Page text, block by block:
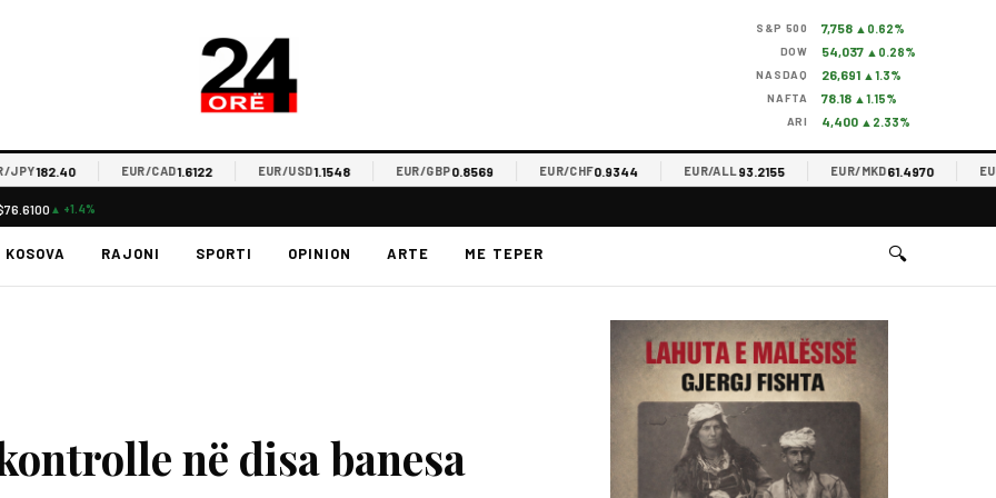
S&P 500 7,758 ▲0.62%
DOW 54,037 ▲0.28%
NASDAQ 26,691 ▲1.3%
NAFTA 78.18 ▲1.15%
ARI 4,400 ▲2.33%
182.40 EUR/CAD1.6122 EUR/USD1.1548 EUR/GBP0.8569 EUR/CHF0.9344 EUR/ALL93.2155 EUR/MKD61.4970 EUR/
▲ +1.4%
KOSOVA RAJONI SPORTI OPINION ARTE ME TEPER 🔍
në disa banesa